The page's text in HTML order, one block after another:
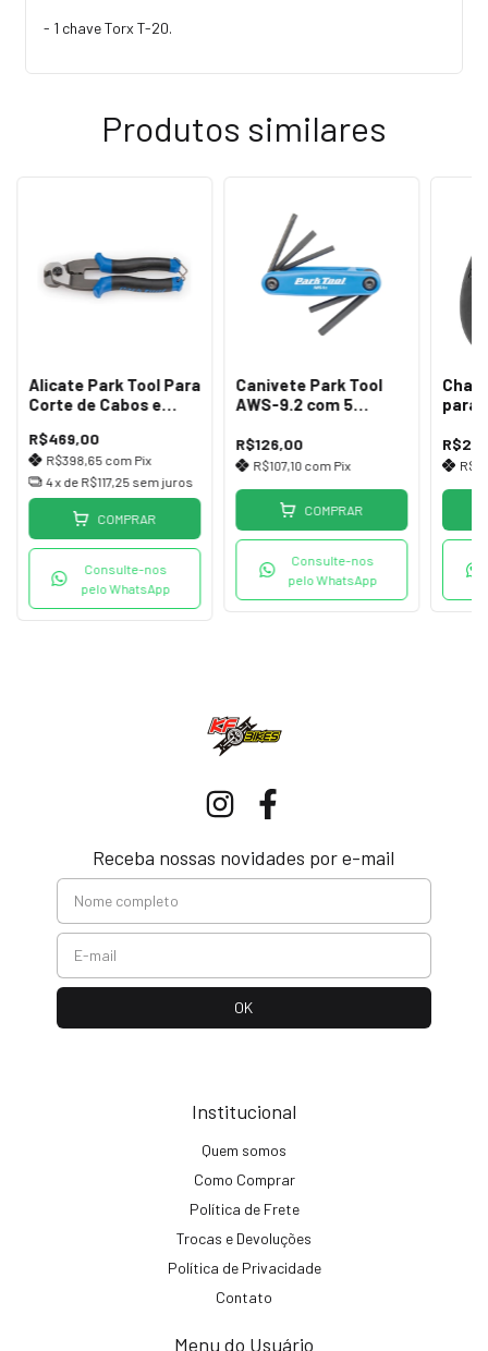
- 1 chave Torx T-20.
Produtos similares
Alicate Park Tool Para
Corte de Cabos e
R$469,00
R$398,65 com Pix
4x de R$117,25 sem juros
COMPRAR
Consulte-nos
pelo WhatsApp
Canivete Park Tool
AWS-9.2 com 5
R$126,00
R$107,10 com Pix
COMPRAR
Consulte-nos
pelo WhatsApp
para
Receba nossas novidades por e-mail
Institucional
Quem somos
Como Comprar
Política de Frete
Trocas e Devoluções
Política de Privacidade
Contato
Menu do Usuário